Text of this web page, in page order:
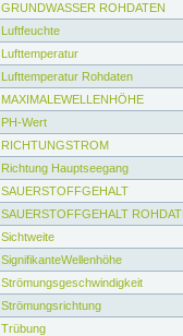
GRUNDWASSER ROHDATEN
Luftfeuchte
Lufttemperatur
Lufttemperatur Rohdaten
MAXIMALEWELLENHÖHE
PH-Wert
RICHTUNGSTROM
Richtung Hauptseegang
SAUERSTOFFGEHALT
SAUERSTOFFGEHALT
Sichtweite
SignifikanteWellenhöhe
Strömungsgeschwindigkeit
Strömungsrichtung
Trübung